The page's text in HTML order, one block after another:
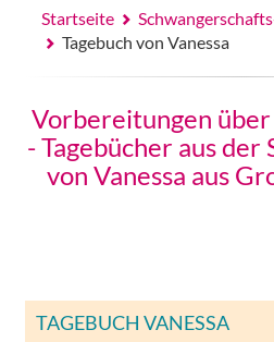
Startseite
Tagebuch von Vanessa
Vorbereitungen
- Tagebücher aus
von Vanessa aus
TAGEBUCH VANESSA